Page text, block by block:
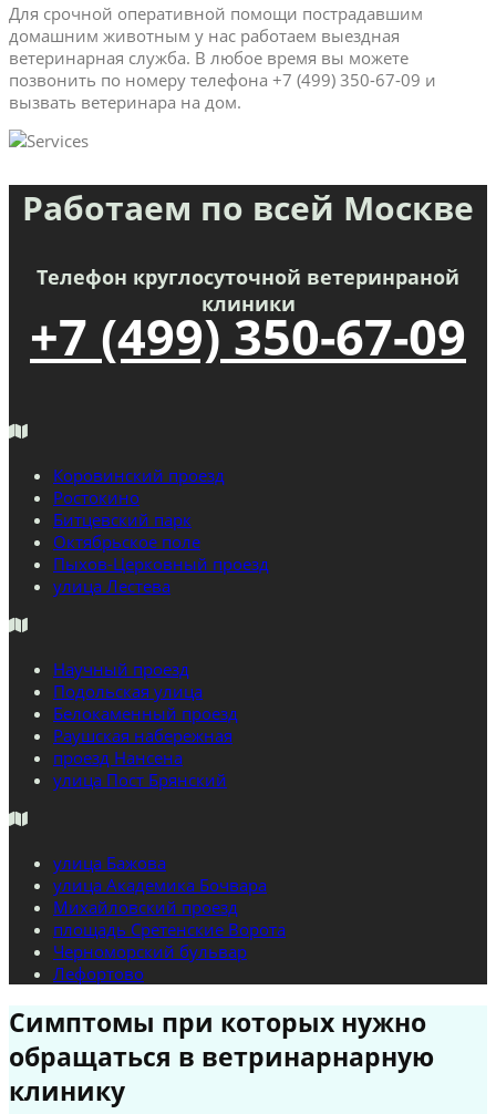
Для срочной оперативной помощи пострадавшим
домашним животным у нас работаем выездная
ветеринарная служба. В любое время вы можете
позвонить по номеру телефона +7 (499) 350-67-09 и
вызвать ветеринара на дом.
Работаем по всей Москве
Телефон круглосуточной ветеринраной
клиники
+7 (499) 350-67-09
Коровинский проезд
Ростокино
Битцевский парк
Октябрьское поле
Пыхов-Церковный проезд
улица Лестева
Научный проезд
Подольская улица
Белокаменный проезд
Раушская набережная
проезд Нансена
улица Пост Брянский
улица Бажова
улица Академика Бочвара
Михайловский проезд
площадь Сретенские Ворота
Черноморский бульвар
Лефортово
Симптомы при которых нужно
обращаться в ветринарнарную
клинику